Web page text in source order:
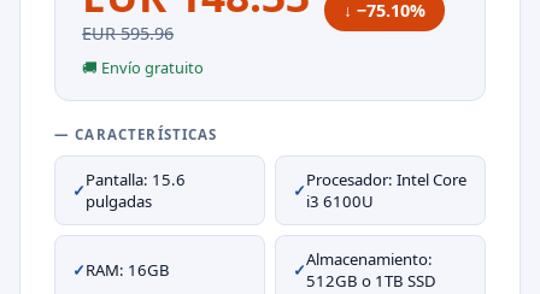
EUR 595.96
↓ −75.10%
🚚 Envío gratuito
— CARACTERÍSTICAS
✓Pantalla: 15.6
pulgadas
✓Procesador: Intel Core
i3 6100U
✓RAM: 16GB ✓Almacenamiento:
512GB o 1TB SSD